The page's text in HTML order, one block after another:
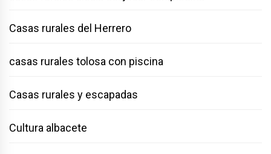
Casas rurales del Herrero
casas rurales tolosa con piscina
Casas rurales y escapadas
Cultura albacete